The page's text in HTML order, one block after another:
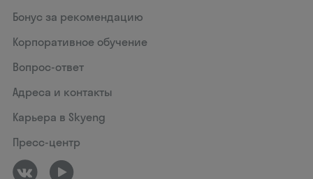
Бонус за рекомендацию
Корпоративное обучение
Вопрос-ответ
Адреса и контакты
Карьера в Skyeng
Пресс-центр